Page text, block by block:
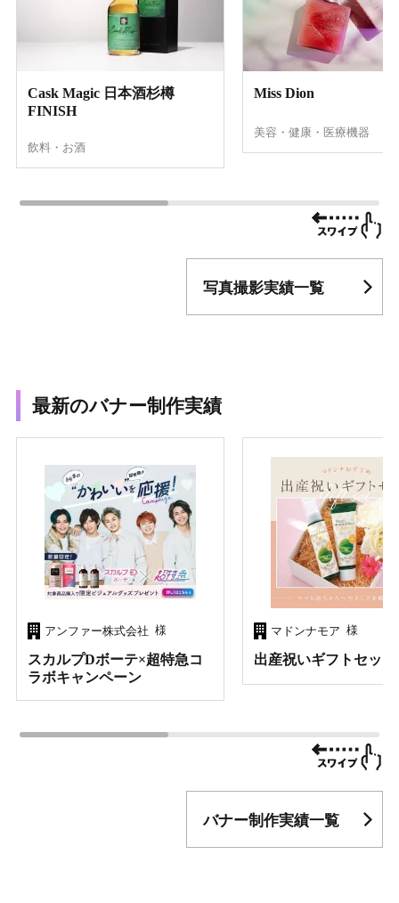
Cask Magic 日本酒杉樽
FINISH
飲料・お酒
Miss Dion
美容・健康・医療機器
写真撮影実績一覧
最新のバナー制作実績
アンファー株式会社 様
スカルプDボーテ×超特急コ
ラボキャンペーン
マドンナモア 様
出産祝いギフトセッ
バナー制作実績一覧